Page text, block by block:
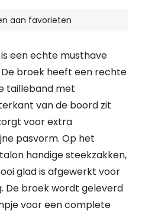
aan favorieten
een echte musthave
broek heeft een rechte
tailleband met
van de boord zit
voor extra
pasvorm. Op het
handige steekzakken,
glad is afgewerkt voor
De broek wordt geleverd
voor een complete